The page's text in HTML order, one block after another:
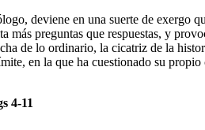
deviene en una suerte de exergo
preguntas que respuestas, y
de lo ordinario, la cicatriz de la
en la que ha cuestionado su
4-11